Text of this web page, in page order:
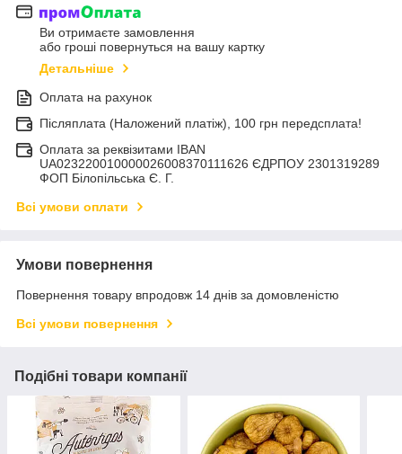
Ви отримаєте замовлення
або гроші повернуться на вашу картку
Детальніше
Оплата на рахунок
Післяплата (Наложений платіж), 100 грн передсплата!
Оплата за реквізитами IBAN
UA023220010000026008370111626 ЄДРПОУ 2301319289
ФОП Білопільська Є. Г.
Всі умови оплати
Умови повернення
Повернення товару впродовж 14 днів за домовленістю
Всі умови повернення
Подібні товари компанії